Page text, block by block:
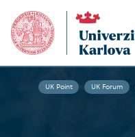
UK Point UK Forum